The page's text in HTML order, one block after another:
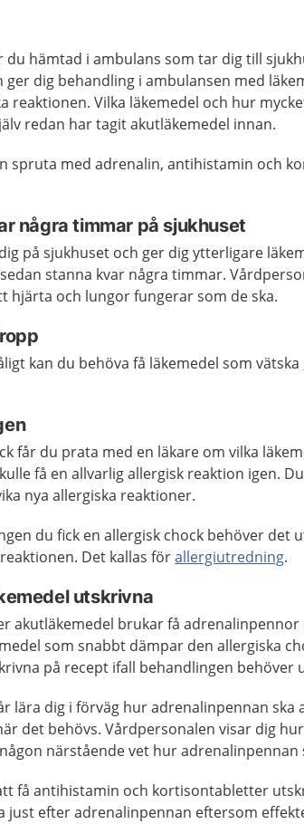
du hämtad i ambulans som tar dig till
dig behandling i ambulansen med
reaktionen. Vilka läkemedel och hur
redan har tagit akutläkemedel innan.
spruta med adrenalin, antihistamin och
några timmar på sjukhuset
på sjukhuset och ger dig ytterligare
stanna kvar några timmar.
hjärta och lungor fungerar som de ska.
kan du behöva få läkemedel som vätska
får du prata med en läkare om vilka
få en allvarlig allergisk reaktion igen.
nya allergiska reaktioner.
du fick en allergisk chock behöver det
Det kallas förallergiutredning.
utskrivna
akutläkemedel brukar få adrenalinpennor
som snabbt dämpar den allergiska
på recept ifall behandlingen behöver
lära dig i förväg hur adrenalinpennan ska
det behövs. Vårdpersonalen visar dig
närstående vet hur adrenalinpennan
få antihistamin och kortisontabletter
just efter adrenalinpennan eftersom